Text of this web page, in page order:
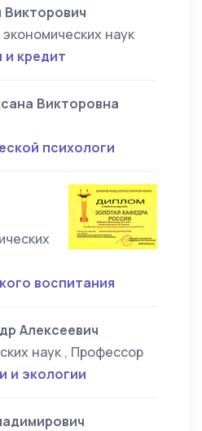
наук
кредит
Викторовна
психологи
воспитания
Алексеевич
наук , Профессор
и экологии